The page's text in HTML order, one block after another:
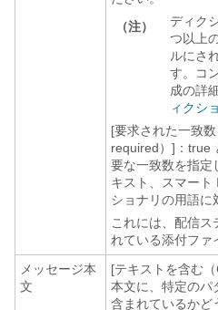
（注）
ディク
つ以上
ルにさ
す。コ
成の詳
ィクシ
[要求された一致
required）]： true
要な一致数を指定
キスト、スマート
ショナリの用語に
これには、配信ス
れている添付ファ
メッセージ本
文
[テキストを含む
本文に、特定のパ
含まれているかど